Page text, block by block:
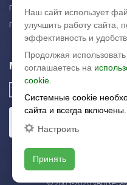
пн-чт: 09.00-18.00
пт: 09.00-17.00
Мы в соц. сетях
Наш сайт использует
улучшить работу сайта,
эффективность и
Продолжая использовать
соглашаетесь на
cookie.
Системные cookie
сайта и всегда включены.
Настроить
Принять